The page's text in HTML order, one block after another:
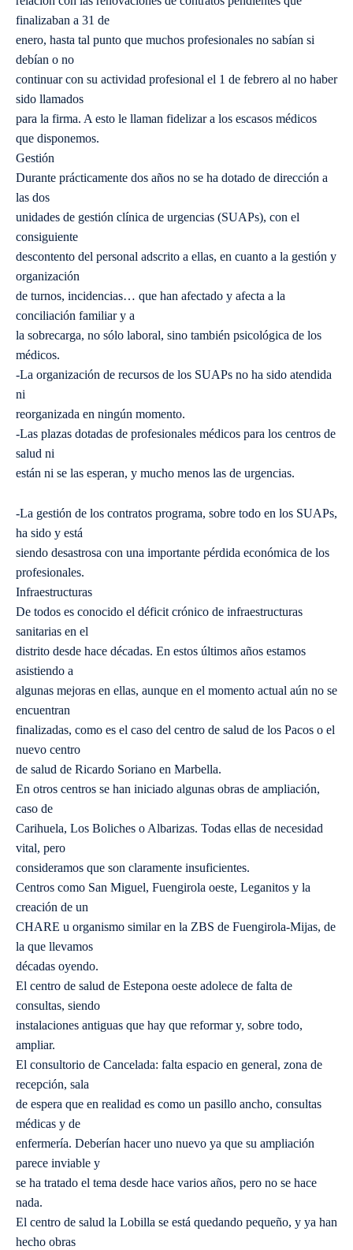
finalizaban a 31 de
enero, hasta tal punto que muchos profesionales no sabían si
debían o no
continuar con su actividad profesional el 1 de febrero al no haber
sido llamados
para la firma. A esto le llaman fidelizar a los escasos médicos
que disponemos.
Gestión
Durante prácticamente dos años no se ha dotado de dirección a
las dos
unidades de gestión clínica de urgencias (SUAPs), con el
consiguiente
descontento del personal adscrito a ellas, en cuanto a la gestión y
organización
de turnos, incidencias… que han afectado y afecta a la
conciliación familiar y a
la sobrecarga, no sólo laboral, sino también psicológica de los
médicos.
-La organización de recursos de los SUAPs no ha sido atendida
ni
reorganizada en ningún momento.
-Las plazas dotadas de profesionales médicos para los centros de
salud ni
están ni se las esperan, y mucho menos las de urgencias.
-La gestión de los contratos programa, sobre todo en los SUAPs,
ha sido y está
siendo desastrosa con una importante pérdida económica de los
profesionales.
Infraestructuras
De todos es conocido el déficit crónico de infraestructuras
sanitarias en el
distrito desde hace décadas. En estos últimos años estamos
asistiendo a
algunas mejoras en ellas, aunque en el momento actual aún no se
encuentran
finalizadas, como es el caso del centro de salud de los Pacos o el
nuevo centro
de salud de Ricardo Soriano en Marbella.
En otros centros se han iniciado algunas obras de ampliación,
caso de
Carihuela, Los Boliches o Albarizas. Todas ellas de necesidad
vital, pero
consideramos que son claramente insuficientes.
Centros como San Miguel, Fuengirola oeste, Leganitos y la
creación de un
CHARE u organismo similar en la ZBS de Fuengirola-Mijas, de
la que llevamos
décadas oyendo.
El centro de salud de Estepona oeste adolece de falta de
consultas, siendo
instalaciones antiguas que hay que reformar y, sobre todo,
ampliar.
El consultorio de Cancelada: falta espacio en general, zona de
recepción, sala
de espera que en realidad es como un pasillo ancho, consultas
médicas y de
enfermería. Deberían hacer uno nuevo ya que su ampliación
parece inviable y
se ha tratado el tema desde hace varios años, pero no se hace
nada.
El centro de salud la Lobilla se está quedando pequeño, y ya han
hecho obras